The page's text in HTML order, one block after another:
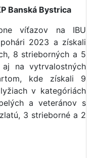
Banská Bystrica
víťazov na IBU
2023 a získali
8 strieborných a 5
na vytrvalostných
kde získali 9
v kategóriách
a veteránov s
3 strieborné a 2